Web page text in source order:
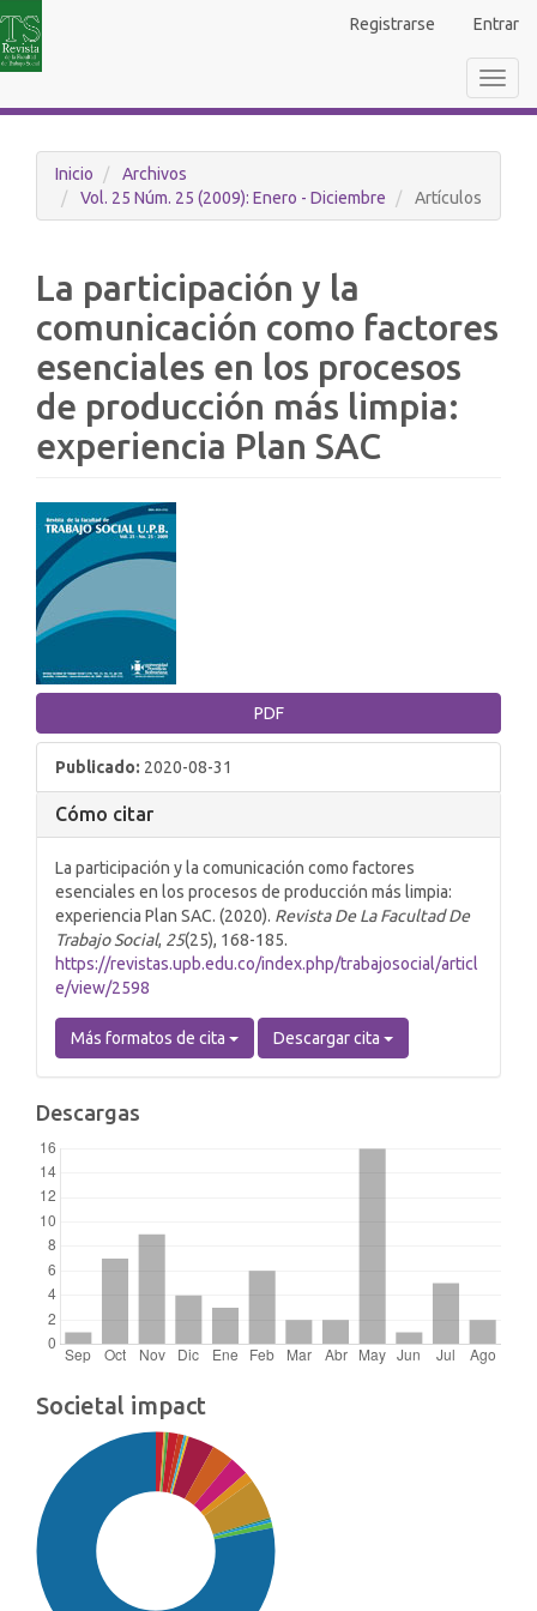
Barra
Registrarse Entrar
Inicio
Archivos
Vol. 25 Núm. 25 (2009): Enero - Diciembre
Artículos
La participación y la
comunicación como factores
esenciales en los procesos
de producción más limpia:
experiencia Plan SAC
Barra
lateral
del
artículo
PDF
Publicado: 2020-08-31
Cómo citar
La participación y la comunicación como factores
esenciales en los procesos de producción más limpia:
experiencia Plan SAC. (2020). Revista De La Facultad De
Trabajo Social, 25(25), 168-185.
https://revistas.upb.edu.co/index.php/trabajosocial/articl
e/view/2598
Más formatos de cita Descargar cita
Descargas
Societal impact